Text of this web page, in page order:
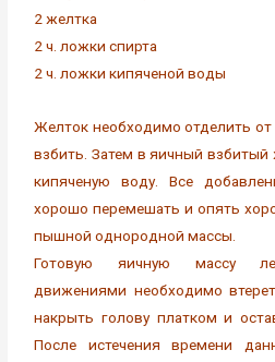
2 желтка
2 ч. ложки спирта
2 ч. ложки кипяченой воды
Желток необходимо отделить от
взбить. Затем в яичный взбитый
кипяченую воду. Все
хорошо перемешать и опять
пышной однородной массы.
Готовую яичную массу
движениями необходимо
накрыть голову платком и
После истечения времени